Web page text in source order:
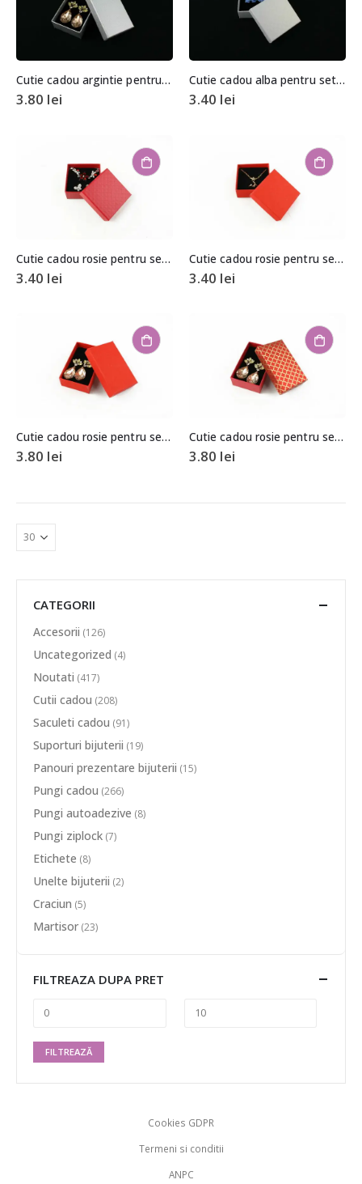
Cutie cadou argintie pentru set (cercei, colier si inel)
3.80 lei
Cutie cadou alba pentru set (cercei, colier si inel)
3.40 lei
Cutie cadou rosie pentru set (cercei, colier si inel)
3.40 lei
Cutie cadou rosie pentru set (cercei, colier si inel)
3.40 lei
Cutie cadou rosie pentru set (cercei, colier si inel)
3.80 lei
Cutie cadou rosie pentru set (cercei, colier si inel)
3.80 lei
CATEGORII
Accesorii (126)
Uncategorized (4)
Noutati (417)
Cutii cadou (208)
Saculeti cadou (91)
Suporturi bijuterii (19)
Panouri prezentare bijuterii (15)
Pungi cadou (266)
Pungi autoadezive (8)
Pungi ziplock (7)
Etichete (8)
Unelte bijuterii (2)
Craciun (5)
Martisor (23)
FILTREAZA DUPA PRET
FILTREAZĂ
Cookies GDPR
Termeni si conditii
ANPC